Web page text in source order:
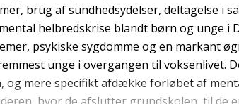
brug af sundhedsydelser, deltagelse i
helbredskrise blandt børn og unge i
psykiske sygdomme og en markant
unge i overgangen til voksenlivet.
og mere specifikt afdække forløbet af
hvor de afslutter grundskolen, til de